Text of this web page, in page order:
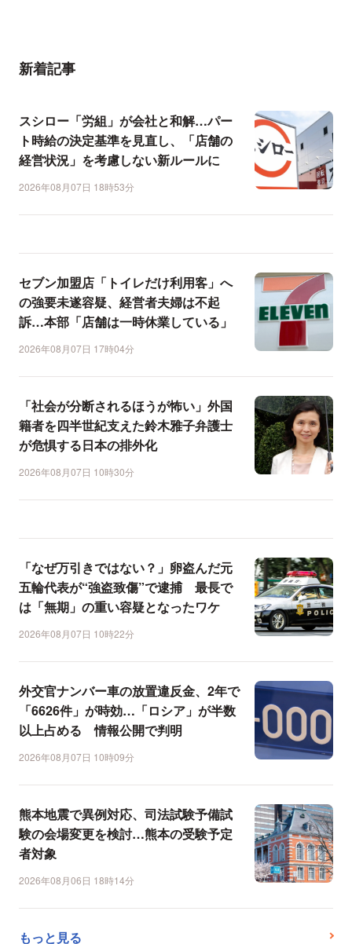
新着記事
スシロー「労組」が会社と和解…パー
ト時給の決定基準を見直し、「店舗の
経営状況」を考慮しない新ルールに
2026年08月07日 18時53分
セブン加盟店「トイレだけ利用客」へ
の強要未遂容疑、経営者夫婦は不起
訴…本部「店舗は一時休業している」
2026年08月07日 17時04分
「社会が分断されるほうが怖い」外国
籍者を四半世紀支えた鈴木雅子弁護士
が危惧する日本の排外化
2026年08月07日 10時30分
「なぜ万引きではない？」卵盗んだ元
五輪代表が“強盗致傷”で逮捕 最長で
は「無期」の重い容疑となったワケ
2026年08月07日 10時22分
外交官ナンバー車の放置違反金、2年で
「6626件」が時効…「ロシア」が半数
以上占める 情報公開で判明
2026年08月07日 10時09分
熊本地震で異例対応、司法試験予備試
験の会場変更を検討…熊本の受験予定
者対象
2026年08月06日 18時14分
もっと見る